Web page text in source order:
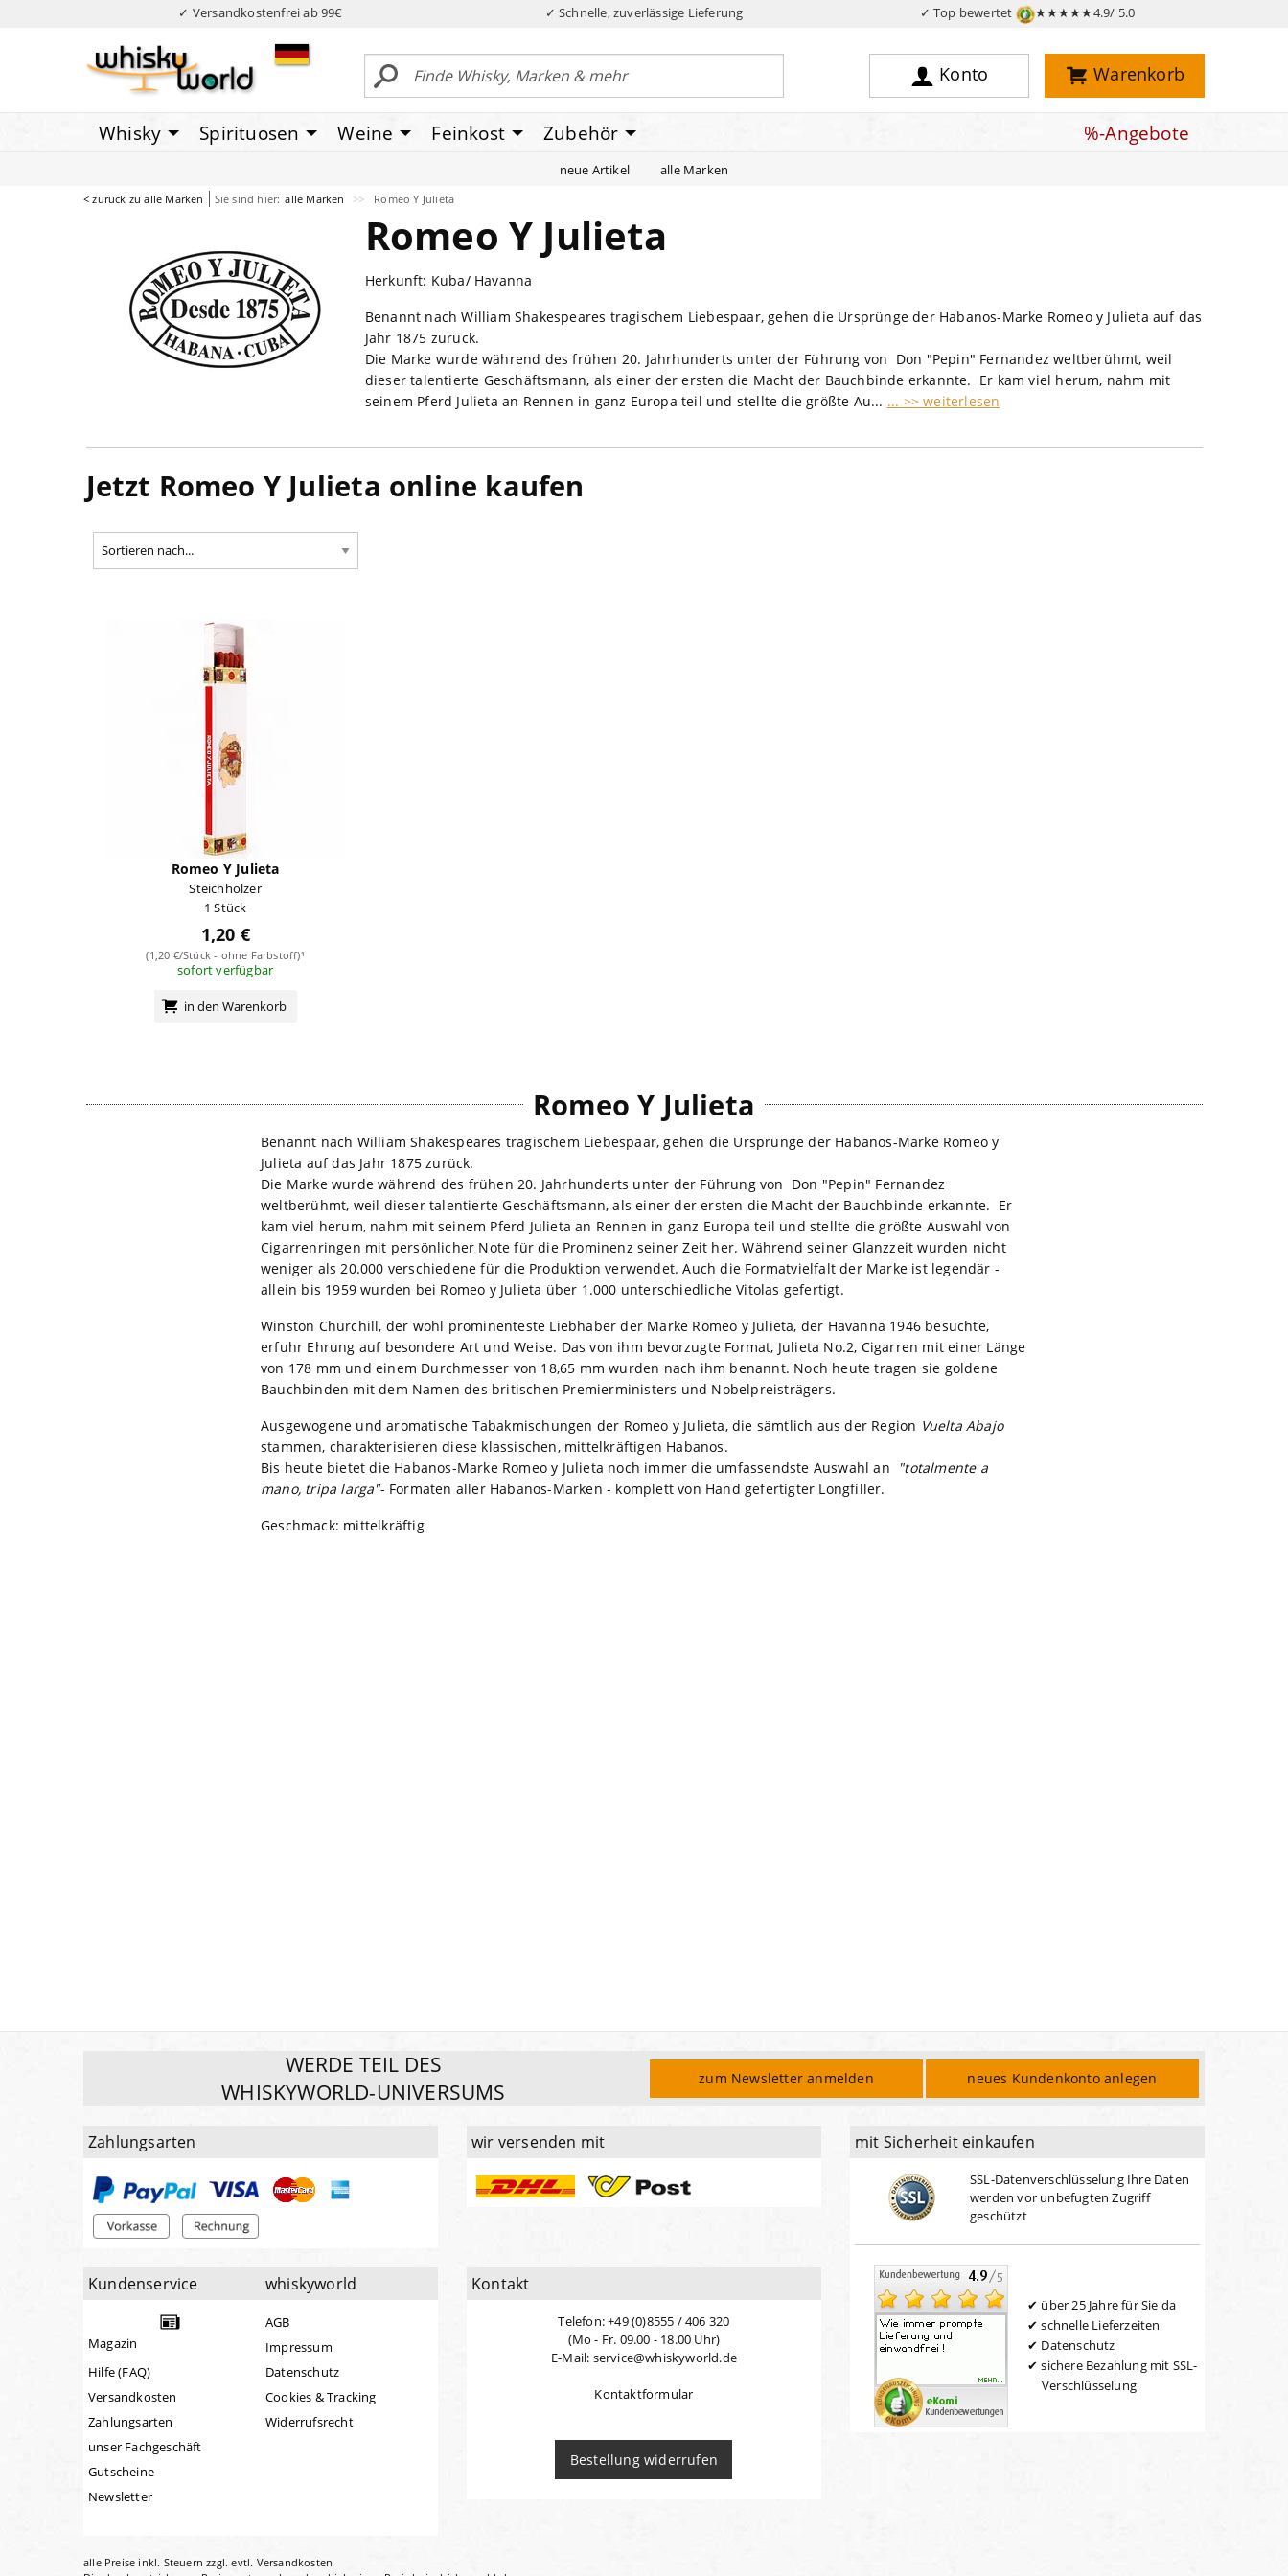
✓ Versandkostenfrei ab 99€ ✓ Schnelle, zuverlässige Lieferung ✓ Top bewertet ★★★★★4.9/ 5.0
Konto Warenkorb
Whisky Spirituosen Weine Feinkost Zubehör %-Angebote
neue Artikel alle Marken
< zurück zu alle Marken Sie sind hier: alle Marken Romeo Y Julieta
Romeo Y Julieta
Herkunft: Kuba/ Havanna
Benannt nach William Shakespeares tragischem Liebespaar, gehen die Ursprünge der Habanos-Marke Romeo y Julieta auf das
Jahr 1875 zurück.
Die Marke wurde während des frühen 20. Jahrhunderts unter der Führung von Don "Pepin" Fernandez weltberühmt, weil
dieser talentierte Geschäftsmann, als einer der ersten die Macht der Bauchbinde erkannte. Er kam viel herum, nahm mit
seinem Pferd Julieta an Rennen in ganz Europa teil und stellte die größte Au... ... >> weiterlesen
Jetzt Romeo Y Julieta online kaufen
Romeo Y Julieta
Steichhölzer
1 Stück
1,20 €
(1,20 €/Stück - ohne Farbstoff)¹
sofort verfügbar
in den Warenkorb
Romeo Y Julieta
Benannt nach William Shakespeares tragischem Liebespaar, gehen die Ursprünge der Habanos-Marke Romeo y
Julieta auf das Jahr 1875 zurück.
Die Marke wurde während des frühen 20. Jahrhunderts unter der Führung von Don "Pepin" Fernandez
weltberühmt, weil dieser talentierte Geschäftsmann, als einer der ersten die Macht der Bauchbinde erkannte. Er
kam viel herum, nahm mit seinem Pferd Julieta an Rennen in ganz Europa teil und stellte die größte Auswahl von
Cigarrenringen mit persönlicher Note für die Prominenz seiner Zeit her. Während seiner Glanzzeit wurden nicht
weniger als 20.000 verschiedene für die Produktion verwendet. Auch die Formatvielfalt der Marke ist legendär -
allein bis 1959 wurden bei Romeo y Julieta über 1.000 unterschiedliche Vitolas gefertigt.
Winston Churchill, der wohl prominenteste Liebhaber der Marke Romeo y Julieta, der Havanna 1946 besuchte,
erfuhr Ehrung auf besondere Art und Weise. Das von ihm bevorzugte Format, Julieta No.2, Cigarren mit einer Länge
von 178 mm und einem Durchmesser von 18,65 mm wurden nach ihm benannt. Noch heute tragen sie goldene
Bauchbinden mit dem Namen des britischen Premierministers und Nobelpreisträgers.
Ausgewogene und aromatische Tabakmischungen der Romeo y Julieta, die sämtlich aus der Region Vuelta Abajo
stammen, charakterisieren diese klassischen, mittelkräftigen Habanos.
Bis heute bietet die Habanos-Marke Romeo y Julieta noch immer die umfassendste Auswahl an "totalmente a
mano, tripa larga"- Formaten aller Habanos-Marken - komplett von Hand gefertigter Longfiller.
Geschmack: mittelkräftig
WERDE TEIL DES
WHISKYWORLD-UNIVERSUMS
zum Newsletter anmelden neues Kundenkonto anlegen
Zahlungsarten wir versenden mit
Kundenservice
Magazin
Hilfe (FAQ)
Versandkosten
Zahlungsarten
unser Fachgeschäft
Gutscheine
Newsletter
whiskyworld
AGB
Impressum
Datenschutz
Cookies & Tracking
Widerrufsrecht
Kontakt
Telefon: +49 (0)8555 / 406 320
(Mo - Fr. 09.00 - 18.00 Uhr)
E-Mail: service@whiskyworld.de
Kontaktformular
Bestellung widerrufen
mit Sicherheit einkaufen
SSL-Datenverschlüsselung Ihre Daten
werden vor unbefugten Zugriff
geschützt
über 25 Jahre für Sie da
schnelle Lieferzeiten
Datenschutz
sichere Bezahlung mit SSL-
Verschlüsselung
alle Preise inkl. Steuern zzgl. evtl. Versandkosten